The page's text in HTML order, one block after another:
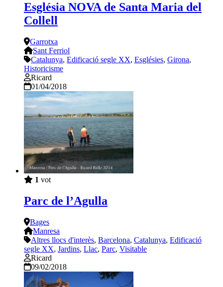
Església NOVA de Santa Maria del
Collell
Garrotxa
Sant Ferriol
Catalunya, Edificació segle XX, Esglésies, Girona,
Historicisme
Ricard
01/04/2018
1 vot
Parc de l’Agulla
Bages
Manresa
Altres llocs d'interès, Barcelona, Catalunya, Edificació
segle XX, Jardins, Llac, Parc, Visitable
Ricard
09/02/2018